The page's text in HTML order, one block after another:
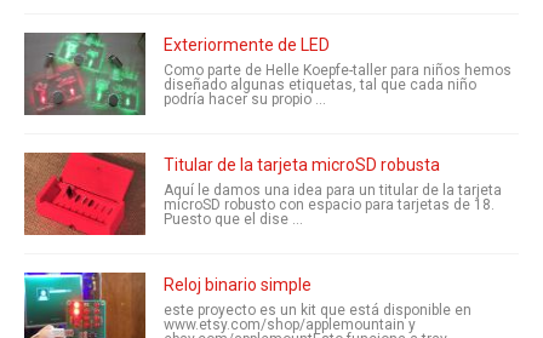
Exteriormente de LED
Como parte de Helle Koepfe-taller para niños hemos
diseñado algunas etiquetas, tal que cada niño
podría hacer su propio ...
Titular de la tarjeta microSD robusta
Aquí le damos una idea para un titular de la tarjeta
microSD robusto con espacio para tarjetas de 18.
Puesto que el dise ...
Reloj binario simple
este proyecto es un kit que está disponible en
www.etsy.com/shop/applemountain y